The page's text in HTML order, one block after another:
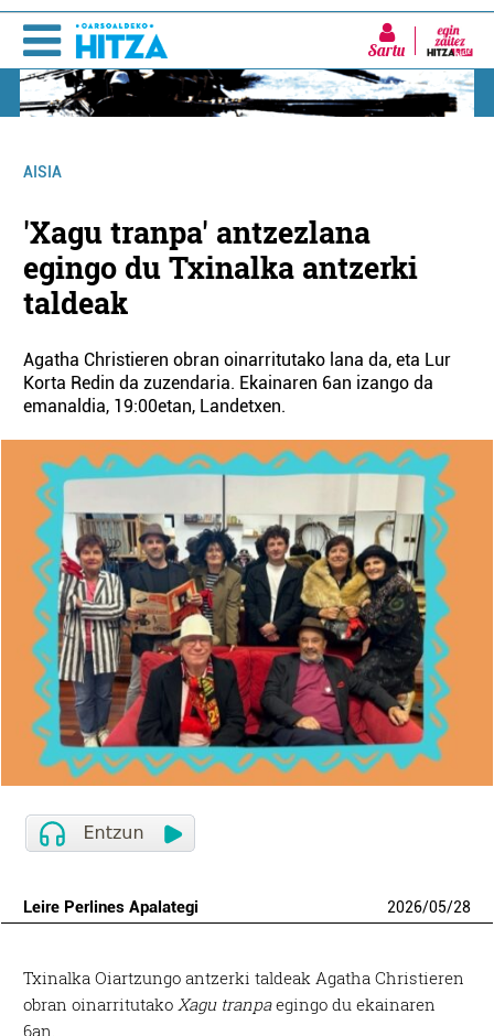
Sartu
AISIA
'Xagu tranpa' antzezlana
egingo du Txinalka antzerki
taldeak
Agatha Christieren obran oinarritutako lana da, eta Lur
Korta Redin da zuzendaria. Ekainaren 6an izango da
emanaldia, 19:00etan, Landetxen.
Leire Perlines Apalategi 2026/05/28
Txinalka Oiartzungo antzerki taldeak Agatha Christieren
obran oinarritutakoXagu tranpaegingo du ekainaren
6an.